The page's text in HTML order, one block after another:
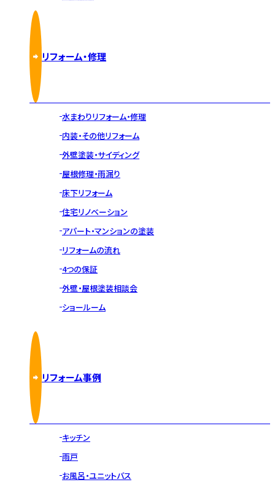
リフォーム・修理
水まわりリフォーム・修理
内装・その他リフォーム
外壁塗装・サイディング
屋根修理・雨漏り
床下リフォーム
住宅リノベーション
アパート・マンションの塗装
リフォームの流れ
4つの保証
外壁・屋根塗装相談会
ショールーム
リフォーム事例
キッチン
雨戸
お風呂・ユニットバス